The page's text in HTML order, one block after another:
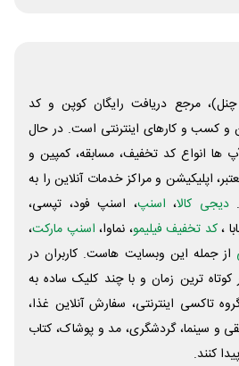
مرجع دریافت رایگان کوپن و کد
و کسب و‌ کارهای اینترنتی است. در حال
ها انواع کد تخفیف، مسابقه، کمپین و
اپلیکیشن و مراکز خدمات آنلاین را به
دیجی کالا، اسنپ، اسنپ فود، تپسی،
،کد تخفیف فیلیمو، نماوا، اسنپ مارکت،
از جمله این وبسایت ‌هاست. کاربران در
ترین زمان و با چند کلیک ساده به
تاکسی اینترنتی، سفارش آنلاین غذا،
و سینما، گردشگری، مد و پوشاک، کتاب
کنند.